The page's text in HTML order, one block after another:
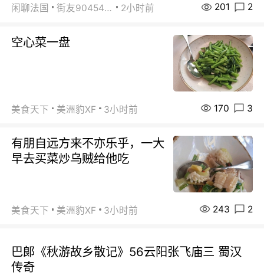
闲聊法国 街友90454511 2小时前 201 2
空心菜一盘
美食天下 美洲豹XF 3小时前 170 3
有朋自远方来不亦乐乎，一大
早去买菜炒乌贼给他吃
美食天下 美洲豹XF 3小时前 243 2
巴郞《秋游故乡散记》56云阳张飞庙三 蜀汉
传奇